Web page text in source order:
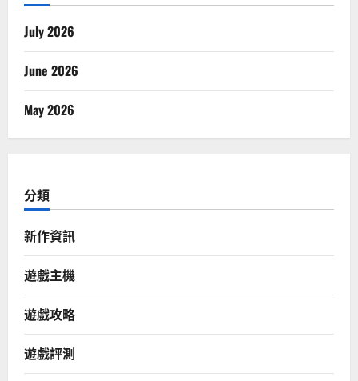
July 2026
June 2026
May 2026
分類
新作資訊
遊戲主機
遊戲攻略
遊戲評測